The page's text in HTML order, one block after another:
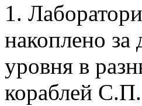
1.
накоплено за
уровня в
кораблей